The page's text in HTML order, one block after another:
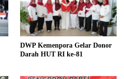
DWP Kemenpora Gelar Donor
Darah HUT RI ke-81